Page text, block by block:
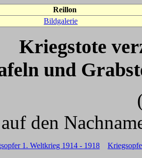
Reillon
Bildgalerie
Kriegstote
und
weitere
den
1. Weltkrieg 1914 - 1918